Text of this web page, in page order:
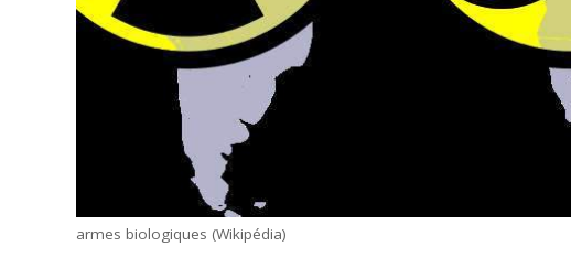
armes biologiques (Wikipédia)